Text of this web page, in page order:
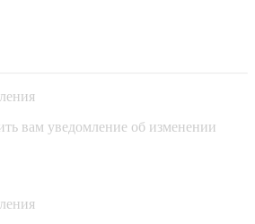
вам уведомление об изменении